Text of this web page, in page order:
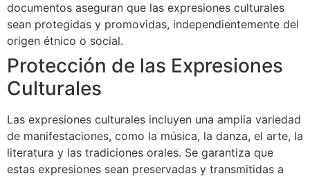
documentos aseguran que las expresiones culturales
sean protegidas y promovidas, independientemente del
origen étnico o social.
Protección de las Expresiones
Culturales
Las expresiones culturales incluyen una amplia variedad
de manifestaciones, como la música, la danza, el arte, la
literatura y las tradiciones orales. Se garantiza que
estas expresiones sean preservadas y transmitidas a